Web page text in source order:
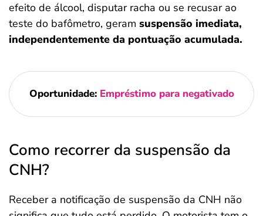
efeito de álcool, disputar racha ou se recusar ao
teste do bafômetro, geram suspensão imediata,
independentemente da pontuação acumulada.
Oportunidade: Empréstimo para negativado
Como recorrer da suspensão da
CNH?
Receber a notificação de suspensão da CNH não